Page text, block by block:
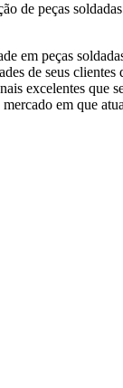
de peças
em peças
de seus
excelentes que
em que